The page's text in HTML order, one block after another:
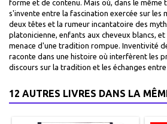
forme et de contenu. Mais où, dans le même
s'invente entre la fascination exercée sur les
deux têtes et la rumeur incantatoire des
platonicienne, enfants aux cheveux blancs,
menace d'une tradition rompue. Inventivité
raconte dans une histoire où interfèrent les
discours sur la tradition et les échanges
12 AUTRES LIVRES DANS LA